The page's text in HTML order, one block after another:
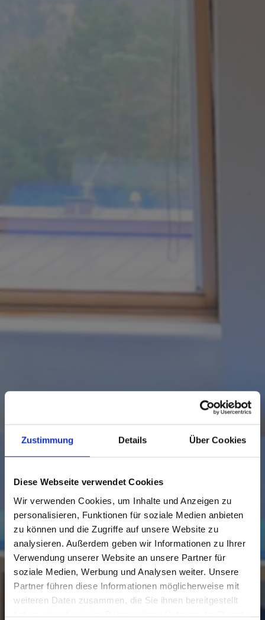
Zustimmung Details Über Cookies
Diese Webseite verwendet Cookies
Wir verwenden Cookies, um Inhalte und Anzeigen zu
personalisieren, Funktionen für soziale Medien anbieten
zu können und die Zugriffe auf unsere Website zu
analysieren. Außerdem geben wir Informationen zu Ihrer
Verwendung unserer Website an unsere Partner für
soziale Medien, Werbung und Analysen weiter. Unsere
Partner führen diese Informationen möglicherweise mit
weiteren Daten zusammen, die Sie ihnen bereitgestellt
haben oder die sie im Rahmen Ihrer Nutzung der Dienste